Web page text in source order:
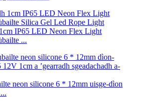
IP65 LED Neon Flex Light
...
neon silicone 6 * 12mm uisge-dìon